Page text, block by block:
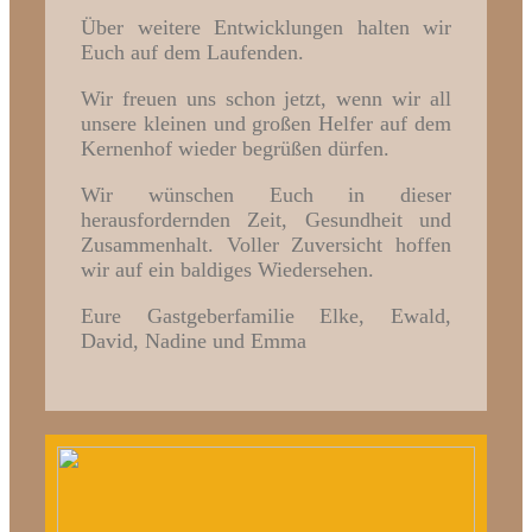
Über weitere Entwicklungen halten wir
Euch auf dem Laufenden.
Wir freuen uns schon jetzt, wenn wir all
unsere kleinen und großen Helfer auf dem
Kernenhof wieder begrüßen dürfen.
Wir wünschen Euch in dieser
herausfordernden Zeit, Gesundheit und
Zusammenhalt. Voller Zuversicht hoffen
wir auf ein baldiges Wiedersehen.
Eure Gastgeberfamilie Elke, Ewald,
David, Nadine und Emma